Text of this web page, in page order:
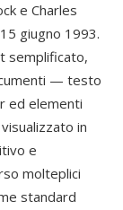
e Charles
giugno 1993.
semplificato,
— testo
ed elementi
in
e
molteplici
standard